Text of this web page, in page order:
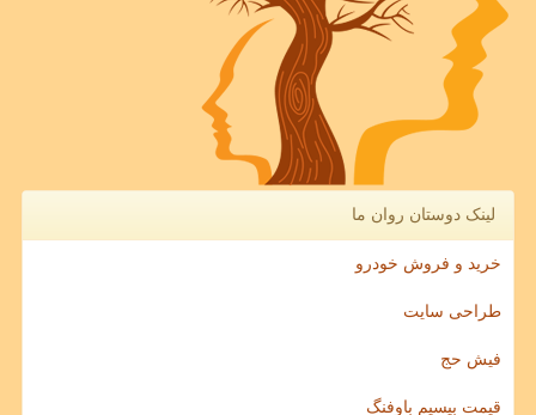
لینک دوستان روان ما
خرید و فروش خودرو
طراحی سایت
فیش حج
قیمت بیسیم باوفنگ